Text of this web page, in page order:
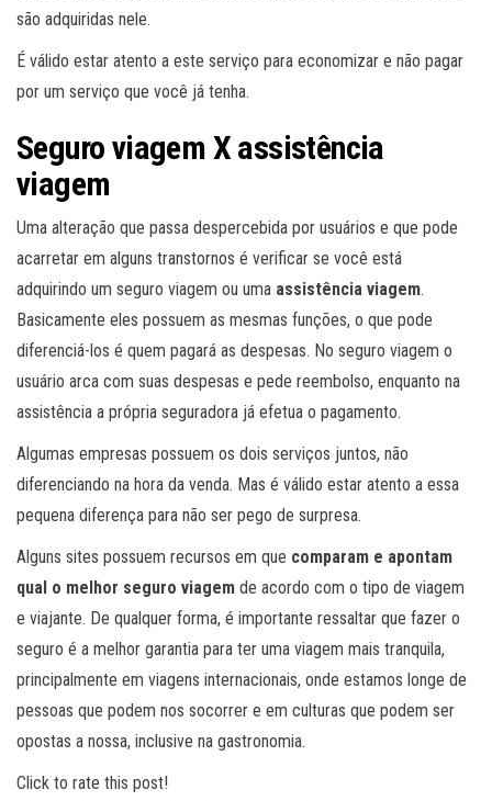
são adquiridas nele.
É válido estar atento a este serviço para economizar e não pagar
por um serviço que você já tenha.
Seguro viagem X assistência
viagem
Uma alteração que passa despercebida por usuários e que pode
acarretar em alguns transtornos é verificar se você está
adquirindo um seguro viagem ou uma assistência viagem.
Basicamente eles possuem as mesmas funções, o que pode
diferenciá-los é quem pagará as despesas. No seguro viagem o
usuário arca com suas despesas e pede reembolso, enquanto na
assistência a própria seguradora já efetua o pagamento.
Algumas empresas possuem os dois serviços juntos, não
diferenciando na hora da venda. Mas é válido estar atento a essa
pequena diferença para não ser pego de surpresa.
Alguns sites possuem recursos em que comparam e apontam
qual o melhor seguro viagem de acordo com o tipo de viagem
e viajante. De qualquer forma, é importante ressaltar que fazer o
seguro é a melhor garantia para ter uma viagem mais tranquila,
principalmente em viagens internacionais, onde estamos longe de
pessoas que podem nos socorrer e em culturas que podem ser
opostas a nossa, inclusive na gastronomia.
Click to rate this post!